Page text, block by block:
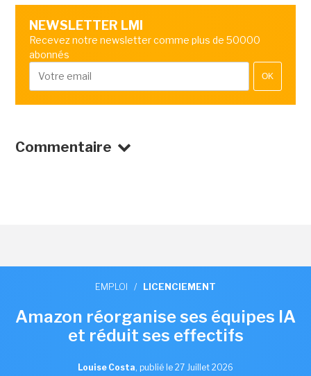
NEWSLETTER LMI
Recevez notre newsletter comme plus de 50000
abonnés
OK
Commentaire
EMPLOI / LICENCIEMENT
Amazon réorganise ses équipes IA
et réduit ses effectifs
Louise Costa, publié le 27 Juillet 2026